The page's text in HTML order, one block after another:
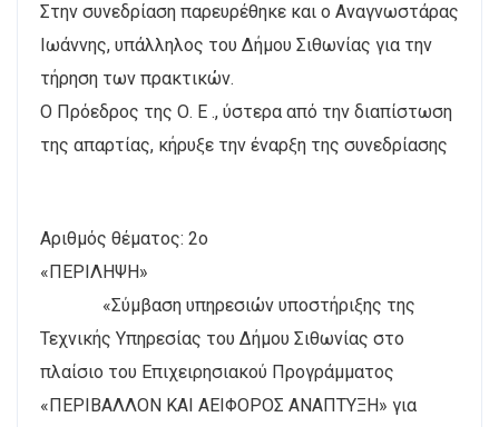
Στην συνεδρίαση παρευρέθηκε και ο Αναγνωστάρας
Ιωάννης, υπάλληλος του Δήμου Σιθωνίας για την
τήρηση των πρακτικών.
Ο Πρόεδρος της Ο. Ε ., ύστερα από την διαπίστωση
της απαρτίας, κήρυξε την έναρξη της συνεδρίασης
Αριθμός θέματος: 2ο
«ΠΕΡΙΛΗΨΗ»
«Σύμβαση υπηρεσιών υποστήριξης της
Τεχνικής Υπηρεσίας του Δήμου Σιθωνίας στο
πλαίσιο του Επιχειρησιακού Προγράμματος
«ΠΕΡΙΒΑΛΛΟΝ ΚΑΙ ΑΕΙΦΟΡΟΣ ΑΝΑΠΤΥΞΗ» για